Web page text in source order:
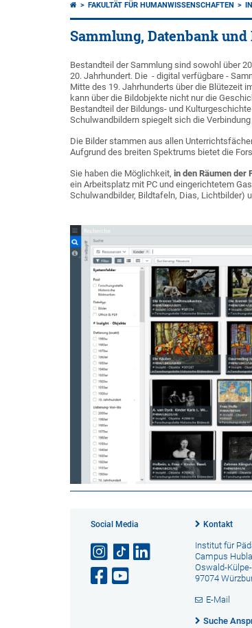
FAKULTÄT FÜR HUMANWISSENSCHAFTEN
Sammlung, Datenbank
Bestandteil der Sammlung sind sowohl über
20. Jahrhundert. Die - digital verfügbare -
Mitte des 19. Jahrhunderts über die Blütezeit
kann über die Bildobjekte nicht nur die
Bestandteil der Bildungs- und
Schulwandbildern spiegelt sich die
Die Bilder stammen aus allen
Aufgrund des breiten Spektrums bietet die
Sie haben die Möglichkeit, in den Räumen der
ein Arbeitsplatz mit PC und eingerichtetem
Schulwandbilder, Bildtafeln, Dias, Lichtbilder)
Social Media Kontakt
Institut für
Campus
Oswald-
97074
E-Mail
Suche